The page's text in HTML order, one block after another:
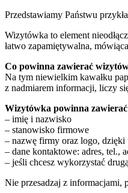
Przedstawiamy Państwu
Wizytówka to element
łatwo zapamiętywalna,
Co powinna zawierać
Na tym niewielkim kawałku
z nadmiarem informacji, liczy
Wizytówka powinna
– imię i nazwisko
– stanowisko firmowe
– nazwę firmy oraz logo, dzięki
– dane kontaktowe: adres, tel.,
– jeśli chcesz wykorzystać
Nie przesadzaj z informacjami,